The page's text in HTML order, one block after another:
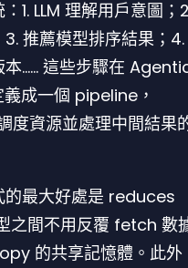
1. LLM 理解用戶意圖；
推薦模型排序結果；
本…… 這些步驟在
成一個 pipeline，
度資源並處理中間結果
的最大好處是 reduces
間不用反覆 fetch 數
的共享記憶體。此外